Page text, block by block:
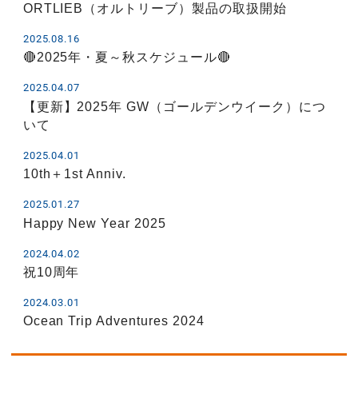
ORTLIEB（オルトリーブ）製品の取扱開始
2025.08.16
🔴2025年・夏～秋スケジュール🔴
2025.04.07
【更新】2025年 GW（ゴールデンウイーク）につ
いて
2025.04.01
10th＋1st Anniv.
2025.01.27
Happy New Year 2025
2024.04.02
祝10周年
2024.03.01
Ocean Trip Adventures 2024